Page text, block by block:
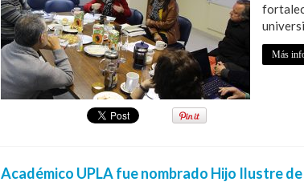
Más
Académico UPLA fue nombrado Hijo Ilustre